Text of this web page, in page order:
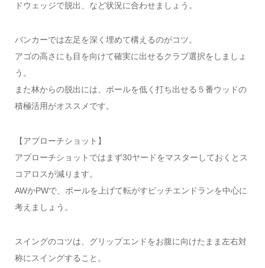
ドウェッジで脱出、など状況に合わせましょう。
バンカーでは左足を深く埋めて構えるのがコツ。
アゴの高さにも目を向けて確実に出せるクラブ選択をしましょ
う。
また林からの脱出には、ボールを低く打ち出せる５番ウッドの
積極活用がオススメです。
【アプローチショット】
アプローチショットではまず30ヤードをマスターしておくとス
コアロスが減ります。
AWかPWで、ボールを上げて転がすピッチエンドランを中心に
考えましょう。
スイングのコツは、グリップエンドをお腹に向けたまま左右対
称にスイングすること。